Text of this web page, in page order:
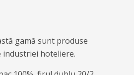
gamă sunt produse
industriei hoteliere.